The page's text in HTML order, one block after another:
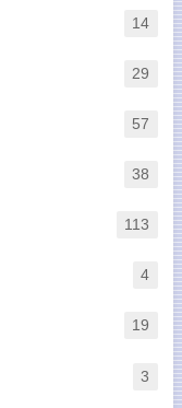
14
29
57
38
113
4
19
3